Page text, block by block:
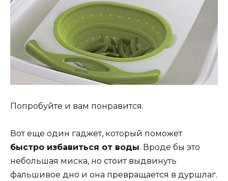
Попробуйте и вам понравится.
Вот еще один гаджет, который поможет
быстро избавиться от воды. Вроде бы это
небольшая миска, но стоит выдвинуть
фальшивое дно и она превращается в дуршлаг.